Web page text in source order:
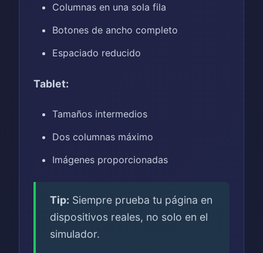
Columnas en una sola fila
Botones de ancho completo
Espaciado reducido
Tablet:
Tamaños intermedios
Dos columnas máximo
Imágenes proporcionadas
Tip: Siempre prueba tu página en
dispositivos reales, no solo en el
simulador.